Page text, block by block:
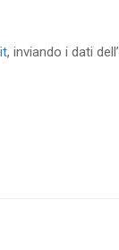
, inviando i dati